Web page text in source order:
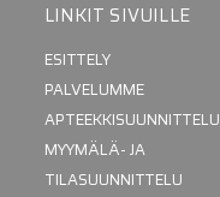
LINKIT SIVUILLE
ESITTELY
PALVELUMME
APTEEKKISUUNNITTELU
MYYMÄLÄ- JA
TILASUUNNITTELU